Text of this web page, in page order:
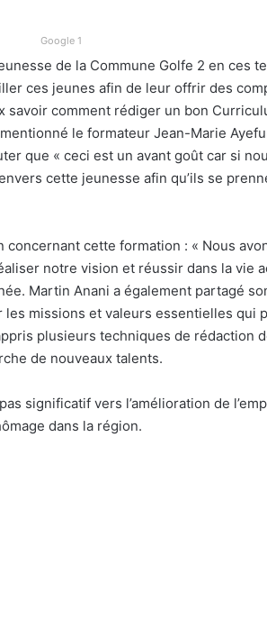
Google 1
de la Commune Golfe 2 en ces
ces jeunes afin de leur offrir des
comment rédiger un bon
le formateur Jean-Marie
que « ceci est un avant goût car si
cette jeunesse afin qu’ils se
cette formation : « Nous
notre vision et réussir dans la vie
Martin Anani a également partagé
les missions et valeurs essentielles qui
plusieurs techniques de rédaction
de nouveaux talents.
significatif vers l’amélioration de
dans la région.